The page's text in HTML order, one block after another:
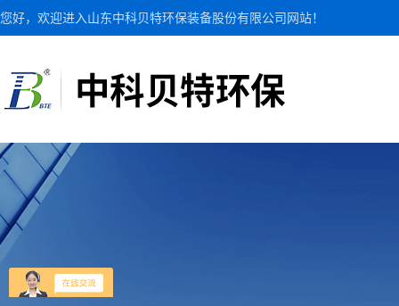
您好，欢迎进入山东中科贝特环保装备股份有限公司网站！